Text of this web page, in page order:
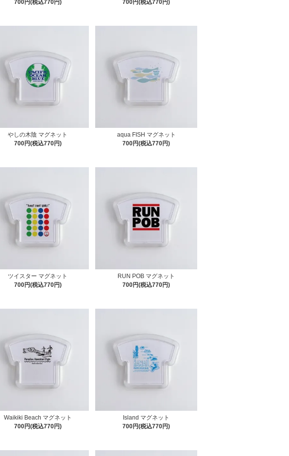
700円(税込770円)
700円(税込770円)
やしの木陰 マグネット
700円(税込770円)
aqua FISH マグネット
700円(税込770円)
ツイスター マグネット
700円(税込770円)
RUN POB マグネット
700円(税込770円)
Waikiki Beach マグネット
700円(税込770円)
Island マグネット
700円(税込770円)